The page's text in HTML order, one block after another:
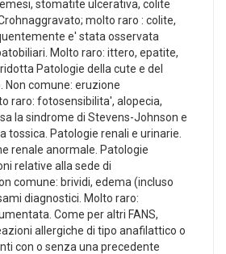
stomatite ulcerativa, colite
molto raro : colite,
e' stata osservata
Molto raro: ittero, epatite,
Patologie della cute e del
comune: eruzione
raro: fotosensibilita', alopecia,
la sindrome di Stevens-Johnson e
tossica. Patologie renali e urinarie.
renale anormale. Patologie
relative alla sede di
comune: brividi, edema (incluso
diagnostici. Molto raro:
Come per altri FANS,
allergiche di tipo anafilattico o
con o senza una precedente